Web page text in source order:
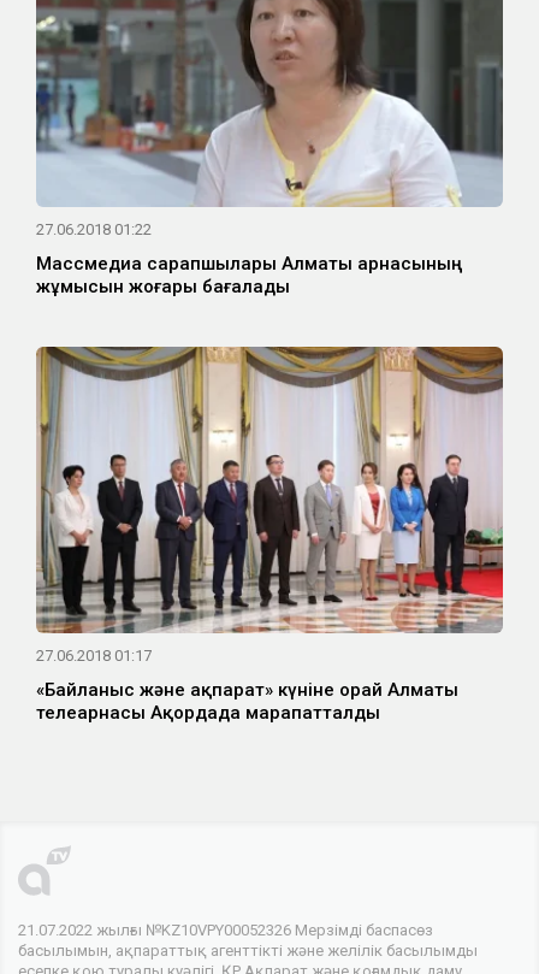
27.06.2018 01:22
Массмедиа сарапшылары Алматы арнасының
жұмысын жоғары бағалады
27.06.2018 01:17
«Байланыс және ақпарат» күніне орай Алматы
телеарнасы Ақордада марапатталды
21.07.2022 жылғы №KZ10VPY00052326 Мерзімді баспасөз
басылымын, ақпараттық агенттікті және желілік басылымды